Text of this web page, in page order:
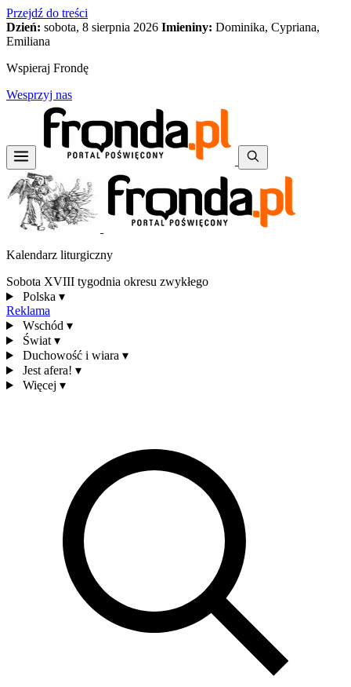
Przejdź do treści
Dzień: sobota, 8 sierpnia 2026 Imieniny: Dominika, Cypriana,
Emiliana
Wspieraj Frondę
Wesprzyj nas
Kalendarz liturgiczny
Sobota XVIII tygodnia okresu zwykłego
Polska ▾
Reklama
Wschód ▾
Świat ▾
Duchowość i wiara ▾
Jest afera! ▾
Więcej ▾